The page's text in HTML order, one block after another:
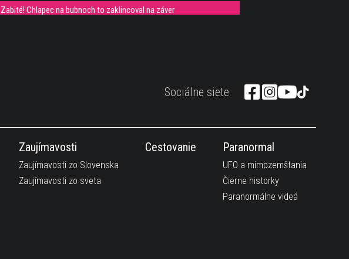
Zabité! Chlapec na bubnoch to zaklincoval na záver
Ruská vojačka prekvapila svojim spevom. Čo na to hovoríš? :)
Rozkošné video malého baristu
Sociálne siete
Zaujímavosti
Zaujímavosti zo Slovenska
Zaujímavosti zo sveta
Cestovanie Paranormal
UFO a mimozemštania
Čierne historky
Paranormálne videá